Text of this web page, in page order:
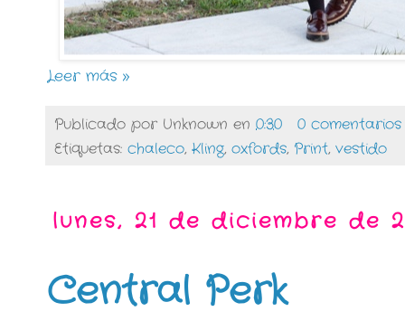
Leer más »
Publicado por Unknown en 0:30
0 comentarios
Etiquetas: chaleco, Kling, oxfords, Print, vestido
lunes, 21 de diciembre de
Central Perk